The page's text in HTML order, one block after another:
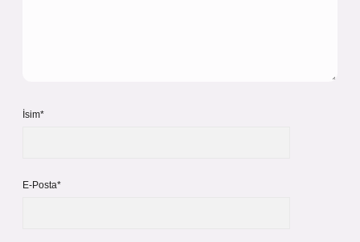
İsim*
E-Posta*